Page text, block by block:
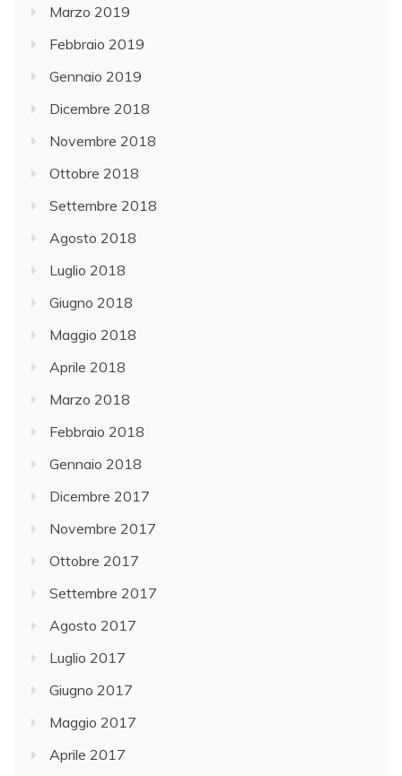
Marzo 2019
Febbraio 2019
Gennaio 2019
Dicembre 2018
Novembre 2018
Ottobre 2018
Settembre 2018
Agosto 2018
Luglio 2018
Giugno 2018
Maggio 2018
Aprile 2018
Marzo 2018
Febbraio 2018
Gennaio 2018
Dicembre 2017
Novembre 2017
Ottobre 2017
Settembre 2017
Agosto 2017
Luglio 2017
Giugno 2017
Maggio 2017
Aprile 2017